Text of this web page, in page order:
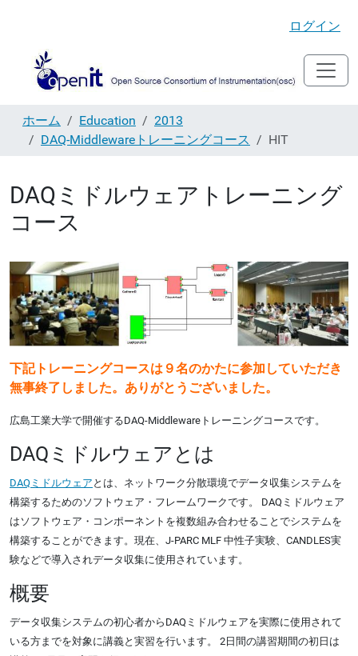
ログイン
ホーム Education
2013
DAQ-Middlewareトレーニングコース
HIT
DAQミドルウェアトレーニング
コース
下記トレーニングコースは９名のかたに参加していただき
無事終了しました。ありがとうございました。
広島工業大学で開催するDAQ-Middlewareトレーニングコースです。
DAQミドルウェアとは
DAQミドルウェア とは、ネットワーク分散環境でデータ収集システムを
構築するためのソフトウェア・フレームワークです。 DAQミドルウェア
はソフトウェア・コンポーネントを複数組み合わせることでシステムを
構築することができます。現在、J-PARC MLF 中性子実験、CANDLES実
験などで導入されデータ収集に使用されています。
概要
データ収集システムの初心者からDAQミドルウェアを実際に使用されて
いる方までを対象に講義と実習を行います。 2日間の講習期間の初日は